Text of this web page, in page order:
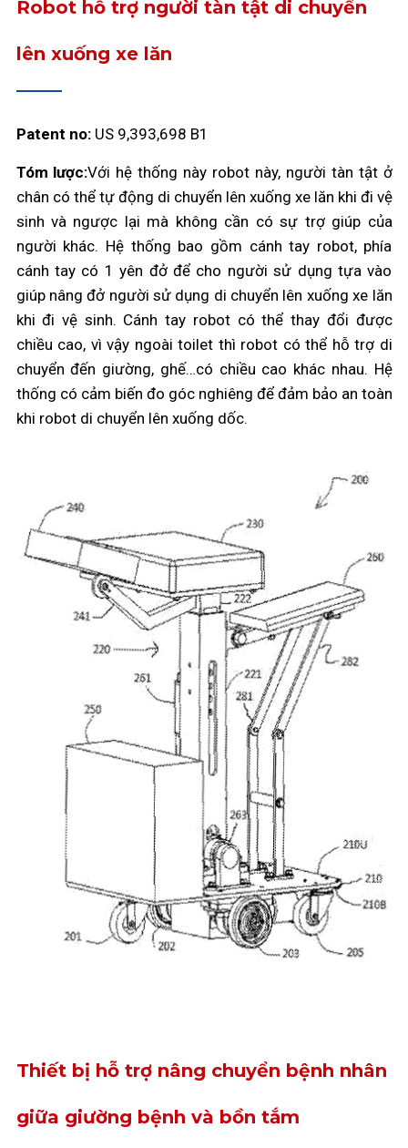
Robot hỗ trợ người tàn tật di chuyển
lên xuống xe lăn
Patent no:US 9,393,698 B1
Tóm lược:Với hệ thống này robot này, người tàn tật ở
chân có thể tự động di chuyển lên xuống xe lăn khi đi vệ
sinh và ngược lại mà không cần có sự trợ giúp của
người khác. Hệ thống bao gồm cánh tay robot, phía
cánh tay có 1 yên đở để cho người sử dụng tựa vào
giúp nâng đở người sử dụng di chuyển lên xuống xe lăn
khi đi vệ sinh. Cánh tay robot có thể thay đổi được
chiều cao, vì vậy ngoài toilet thì robot có thể hỗ trợ di
chuyển đến giường, ghế…có chiều cao khác nhau. Hệ
thống có cảm biến đo góc nghiêng để đảm bảo an toàn
khi robot di chuyển lên xuống dốc.
Thiết bị hỗ trợ nâng chuyển bệnh nhân
giữa giường bệnh và bồn tắm